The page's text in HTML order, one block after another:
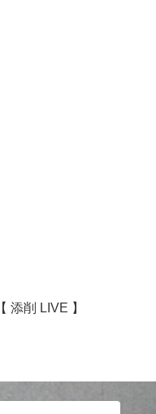
【 添削 LIVE 】